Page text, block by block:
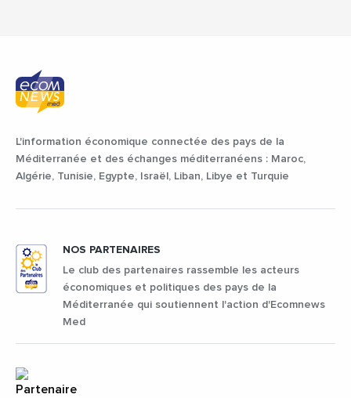
L'information économique connectée des pays de la
Méditerranée et des échanges méditerranéens : Maroc,
Algérie, Tunisie, Egypte, Israël, Liban, Libye et Turquie
NOS PARTENAIRES
Le club des partenaires rassemble les acteurs
économiques et politiques des pays de la
Méditerranée qui soutiennent l'action d'Ecomnews
Med